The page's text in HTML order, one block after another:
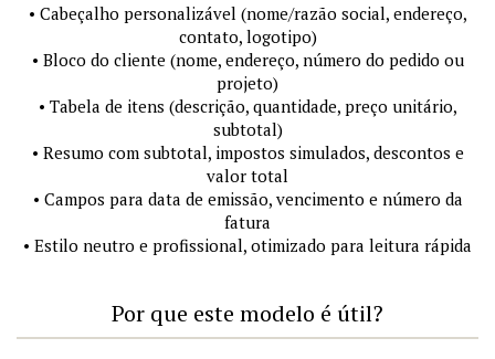
• Cabeçalho personalizável (nome/razão social, endereço,
contato, logotipo)
• Bloco do cliente (nome, endereço, número do pedido ou
projeto)
• Tabela de itens (descrição, quantidade, preço unitário,
subtotal)
• Resumo com subtotal, impostos simulados, descontos e
valor total
• Campos para data de emissão, vencimento e número da
fatura
• Estilo neutro e profissional, otimizado para leitura rápida
Por que este modelo é útil?